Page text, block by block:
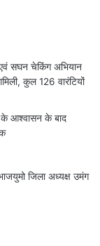
सघन चेकिंग अभियान
कुल 126 वारंटियों
के आश्वासन के बाद
जिला अध्यक्ष उमंग